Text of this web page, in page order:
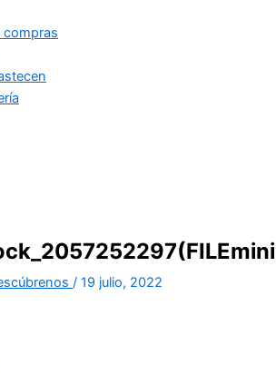
compras
/ 19 julio, 2022